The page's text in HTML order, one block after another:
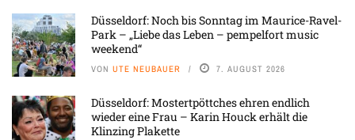
Düsseldorf: Noch bis Sonntag im Maurice-Ravel-
Park – „Liebe das Leben – pempelfort music
weekend“
VON UTE NEUBAUER 7. AUGUST 2026
Düsseldorf: Mostertpöttches ehren endlich
wieder eine Frau – Karin Houck erhält die
Klinzing Plakette